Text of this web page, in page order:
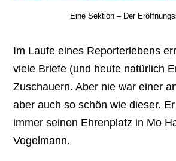
Eine Sektion – Der
Im Laufe eines Reporterlebens
viele Briefe (und heute natürlich
Zuschauern. Aber nie war einer
aber auch so schön wie dieser.
immer seinen Ehrenplatz in Mo
Vogelmann.